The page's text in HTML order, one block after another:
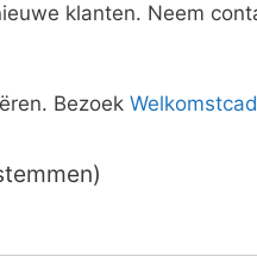
klanten. Neem
Bezoek